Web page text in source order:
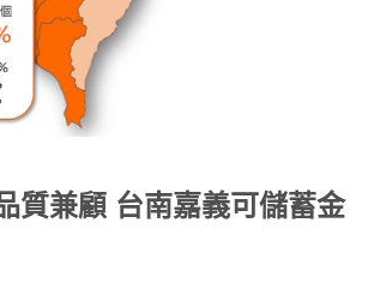
質兼顧 台南嘉義可儲蓄金